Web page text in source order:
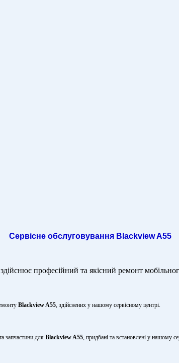
Сервісне обслуговування Blackview A55
професійний та якісний ремонт
Blackview A55, здійснених у нашому сервісному центрі.
запчастини для Blackview A55, придбані та встановлені у нашому